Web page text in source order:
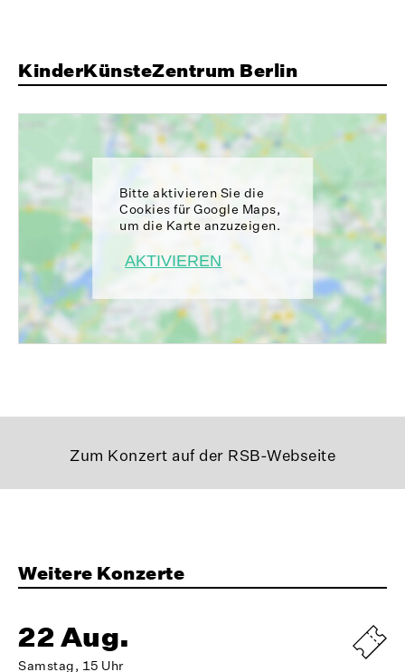
KinderKünsteZentrum Berlin
Bitte aktivieren Sie die
Cookies für Google Maps,
um die Karte anzuzeigen.
AKTIVIEREN
Zum Konzert auf der RSB-Webseite
Weitere Konzerte
22 Aug.
Samstag, 15 Uhr